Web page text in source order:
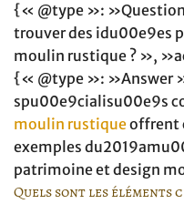
{« @type »:
trouver des idu00e9es
moulin rustique ? »,
{« @type »: »Answer
spu00e9cialisu00e9s
moulin rustiqueoffrent
exemples
patrimoine et design
Quels sont les éléments